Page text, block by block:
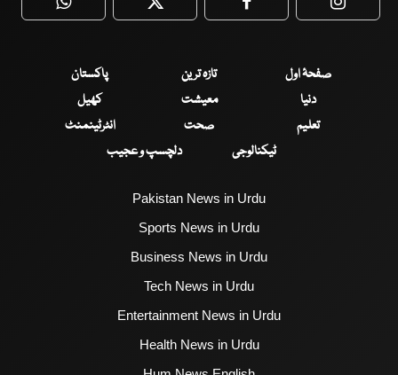
WhatsApp Twitter Facebook
صفحۂ اول تازہ ترین
پاکستان
دنیا
معیشت
کھیل
تعلیم
صحت
انٹرٹینمنٹ
ٹیکنالوجی
دلچسپ و عجیب
Pakistan News in Urdu
Sports News in Urdu
Business News in Urdu
Tech News in Urdu
Entertainment News in Urdu
Health News in Urdu